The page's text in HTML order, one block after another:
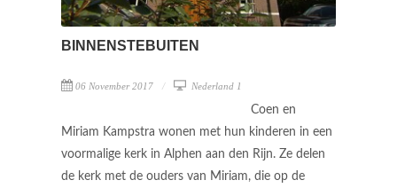
BINNENSTEBUITEN
06 November 2017 Nederland 1
Coen en
Miriam Kampstra wonen met hun kinderen in een
voormalige kerk in Alphen aan den Rijn. Ze delen
de kerk met de ouders van Miriam, die op de